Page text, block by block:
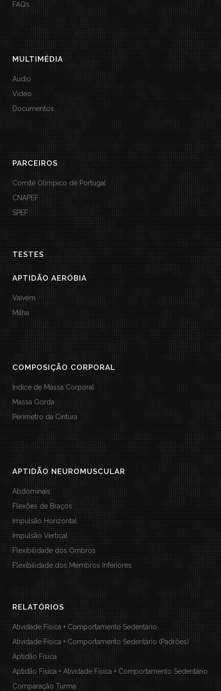
FAQ’s
MULTIMÉDIA
Audio
Video
Documentos
PARCEIROS
Comité Olímpico de Portugal
CNAPEF
SPEF
TESTES
APTIDÃO AERÓBIA
Vaivém
Milha
COMPOSIÇÃO CORPORAL
Índice de Massa Corporal
Massa Gorda
Perímetro da Cintura
APTIDÃO NEUROMUSCULAR
Abdominais
Flexões de Braços
Impulsão Horizontal
Impulsão Vertical
Flexibilidade dos Ombros
Flexibilidade dos Membros Inferiores
RELATÓRIOS
Atividade Física + Comportamento Sedentário
Atividade Física + Comportamento Sedentário (Padrões)
Aptidão Física
Aptidão Física + Atividade Física + Comportamento Sedentário
Comparação Turma